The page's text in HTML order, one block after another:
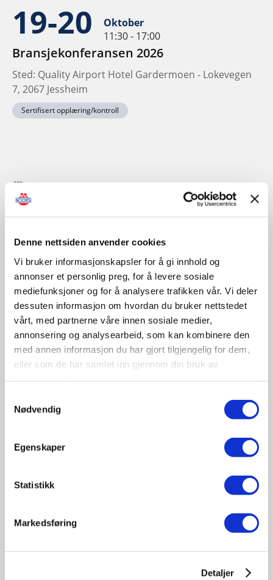
Denne nettsiden anvender cookies
Vi bruker informasjonskapsler for å gi innhold og
annonser et personlig preg, for å levere sosiale
mediefunksjoner og for å analysere trafikken vår. Vi deler
dessuten informasjon om hvordan du bruker nettstedet
vårt, med partnerne våre innen sosiale medier,
annonsering og analysearbeid, som kan kombinere den
med annen informasjon du har gjort tilgjengelig for dem,
eller som de har samlet inn gjennom din bruk av
Nødvendig
Egenskaper
Statistikk
Markedsføring
Detaljer
19-20
Oktober
11:30 - 17:00
Bransjekonferansen 2026
Sted: Quality Airport Hotel Gardermoen - Lokevegen
7, 2067 Jessheim
Sertifisert opplæring/kontroll
November
09-10
Sted: Clarion Hotel & Congress Oslo Airport, Hans